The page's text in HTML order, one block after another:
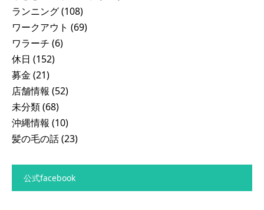
ランニング(108)
ワークアウト (69)
ワラーチ (6)
休日 (152)
募金 (21)
店舗情報 (52)
未分類(68)
沖縄情報 (10)
髪の毛の話(23)
公式facebook